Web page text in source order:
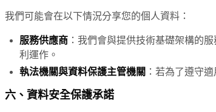
我們可能會在以下情況分享您的個人資料：
服務供應商 ：我們會與提供技術基礎架構的
利運作。
執法機關與資料保護主管機關 ：若為了遵守
六、資料安全保護承諾